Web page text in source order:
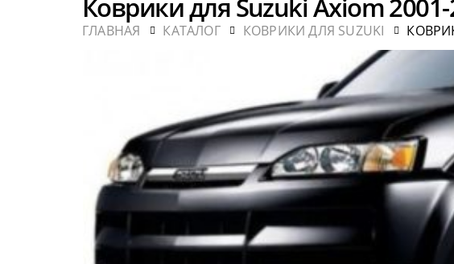
Коврики для Suzuki Axiom
ГЛАВНАЯ КАТАЛОГ КОВРИКИ ДЛЯ SUZUKI